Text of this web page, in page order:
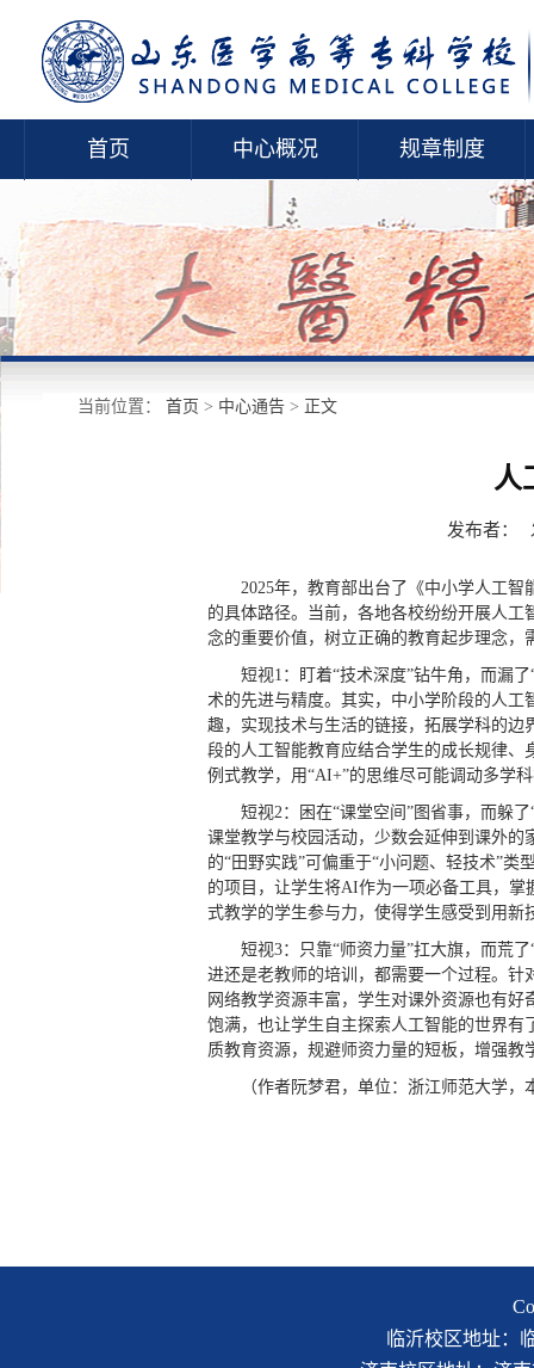
首页 中心概况 规章制度
当前位置： 首页 > 中心通告 > 正文
人
发布者：
2025年，教育部出台了《中小学人工
的具体路径。当前，各地各校纷纷开展人
念的重要价值，树立正确的教育起步理念，
短视1：盯着“技术深度”钻牛角，而漏
术的先进与精度。其实，中小学阶段的人
趣，实现技术与生活的链接，拓展学科的
段的人工智能教育应结合学生的成长规律
例式教学，用“AI+”的思维尽可能调动多学
短视2：困在“课堂空间”图省事，而躲
课堂教学与校园活动，少数会延伸到课外
的“田野实践”可偏重于“小问题、轻技术”
的项目，让学生将AI作为一项必备工具，掌
式教学的学生参与力，使得学生感受到用
短视3：只靠“师资力量”扛大旗，而荒
进还是老教师的培训，都需要一个过程。
网络教学资源丰富，学生对课外资源也有
饱满，也让学生自主探索人工智能的世界有
质教育资源，规避师资力量的短板，增强
（作者阮梦君，单位：浙江师范大学
临沂校区地址：